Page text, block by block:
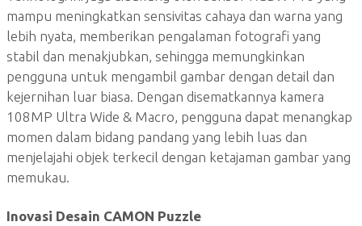
mampu meningkatkan sensivitas cahaya dan warna yang
lebih nyata, memberikan pengalaman fotografi yang
stabil dan menakjubkan, sehingga memungkinkan
pengguna untuk mengambil gambar dengan detail dan
kejernihan luar biasa. Dengan disematkannya kamera
108MP Ultra Wide & Macro, pengguna dapat menangkap
momen dalam bidang pandang yang lebih luas dan
menjelajahi objek terkecil dengan ketajaman gambar yang
memukau.
Inovasi Desain CAMON Puzzle